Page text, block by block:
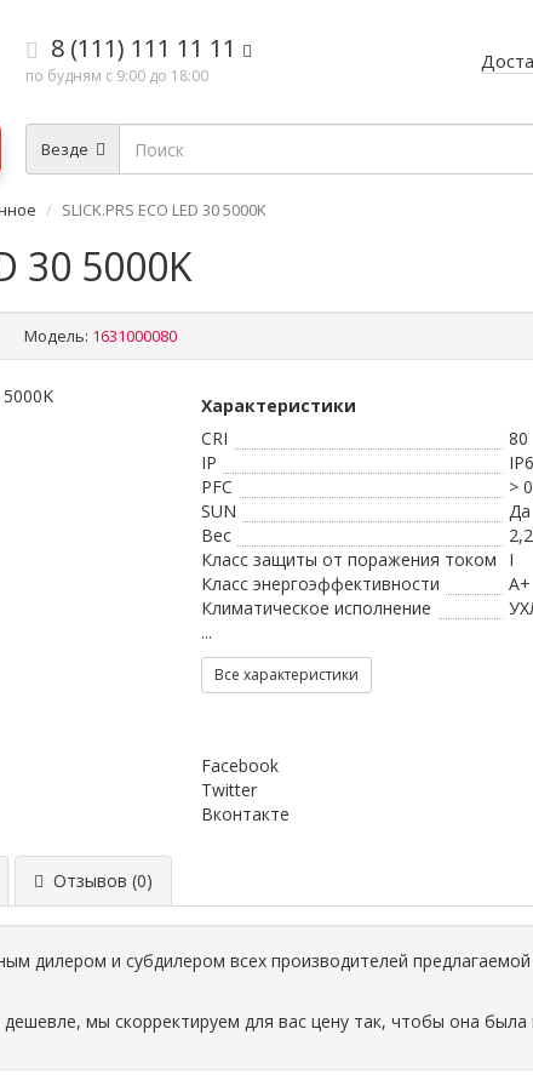
8 (111) 111 11 11
по будням с 9:00 до 18:00
Везде
SLICK.PRS ECO LED 30 5000K
30 5000K
Модель: 1631000080
Характеристики
CRI
80
IP
PFС
>
SUN
Да
Вес
Класс защиты от поражения током
I
Класс энергоэффективности
A+
Климатическое исполнение
...
Все характеристики
Facebook
Twitter
Вконтакте
Отзывов (0)
дилером и субдилером всех производителей
мы скорректируем для вас цену так, чтобы она